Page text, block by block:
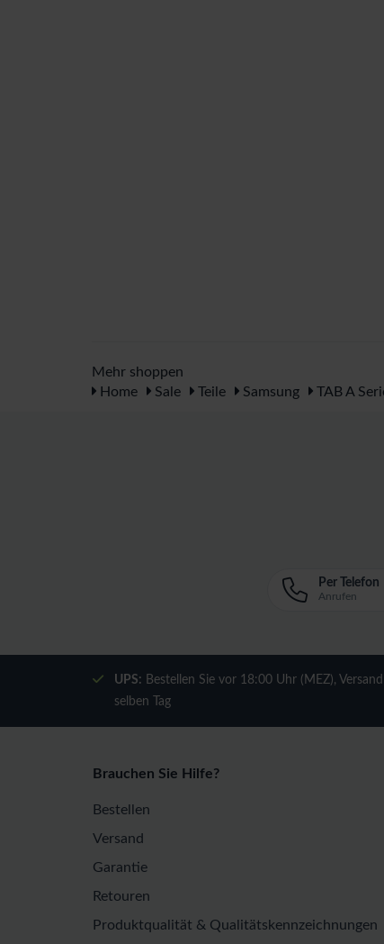
Mehr shoppen
Home
Sale Teile Samsung TAB A
Per Telefon
Anrufen
UPS: Bestellen Sie vor 18:00 Uhr (MEZ),
selben Tag
Brauchen Sie Hilfe?
Bestellen
Versand
Garantie
Retouren
Produktqualität & Qualitätskennzeichnungen